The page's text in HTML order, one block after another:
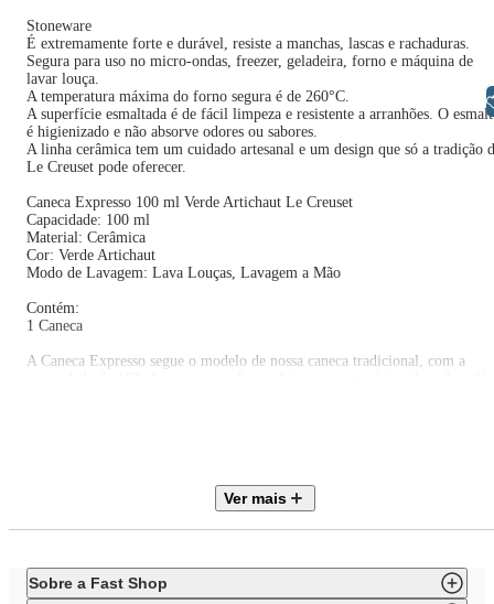
Stoneware
É extremamente forte e durável, resiste a manchas, lascas e rachaduras.
Segura para uso no micro-ondas, freezer, geladeira, forno e máquina de
lavar louça.
A temperatura máxima do forno segura é de 260°C.
A superfície esmaltada é de fácil limpeza e resistente a arranhões. O
é higienizado e não absorve odores ou sabores.
A linha cerâmica tem um cuidado artesanal e um design que só a tradição
Le Creuset pode oferecer.
Caneca Expresso 100 ml Verde Artichaut Le Creuset
Capacidade: 100 ml
Material: Cerâmica
Cor: Verde Artichaut
Modo de Lavagem: Lava Louças, Lavagem a Mão
Contém:
1 Caneca
A Caneca Expresso segue o modelo de nossa caneca tradicional, com a
Ver mais
Sobre a Fast Shop